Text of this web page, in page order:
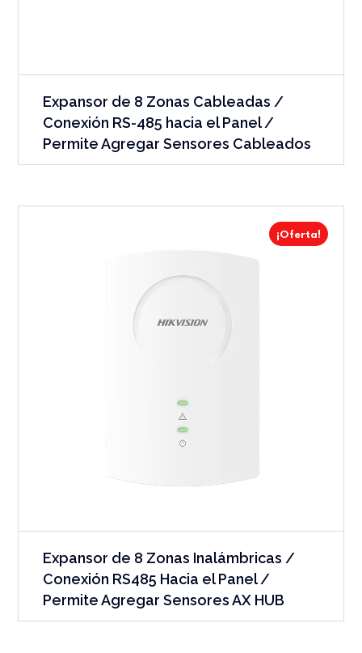
Expansor de 8 Zonas Cableadas /
Conexión RS-485 hacia el Panel /
Permite Agregar Sensores Cableados
¡Oferta!
Expansor de 8 Zonas Inalámbricas /
Conexión RS485 Hacia el Panel /
Permite Agregar Sensores AX HUB